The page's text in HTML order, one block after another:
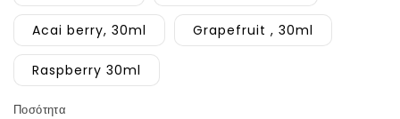
Acai berry, 30ml Grapefruit , 30ml
Raspberry 30ml
Ποσότητα